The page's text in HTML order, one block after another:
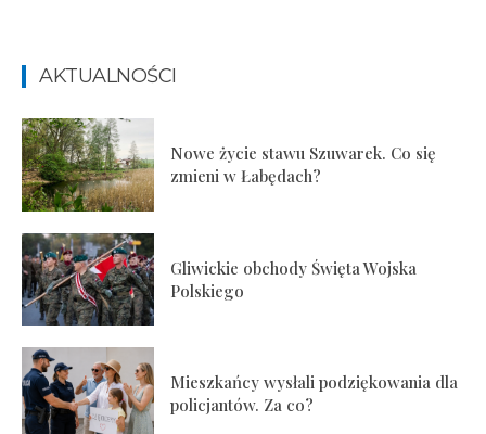
AKTUALNOŚCI
Nowe życie stawu Szuwarek. Co się
zmieni w Łabędach?
Gliwickie obchody Święta Wojska
Polskiego
Mieszkańcy wysłali podziękowania dla
policjantów. Za co?